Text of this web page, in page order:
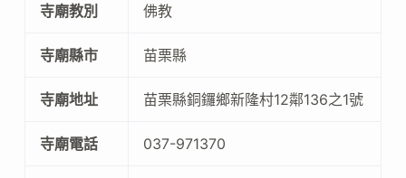
寺廟教別 佛教
寺廟縣市 苗栗縣
寺廟地址 苗栗縣銅鑼鄉新隆村12鄰136之1號
寺廟電話 037-971370